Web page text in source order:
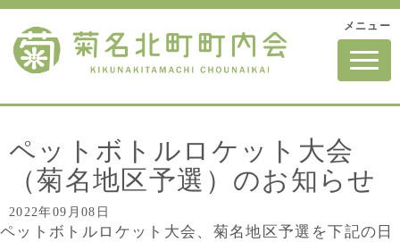
メニュー
N
a
v
o
n
ペットボトルロケット大会
（菊名地区予選）のお知らせ
2022年09月08日
ペットボトルロケット大会、菊名地区予選を下記の日